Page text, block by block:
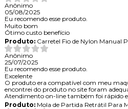
Anônimo
05/08/2025
Eu recomendo esse produto.
Muito bom
Ótimo custo benefício
Produto:Carretel Fio de Nylon Manual
Anônimo
25/07/2025
Eu recomendo esse produto.
Excelente
O produto era compatível com meu
encontrei do produto no site foram
Atendimento on-line também foi rápido e
Produto:Mola de Partida Retrátil Para